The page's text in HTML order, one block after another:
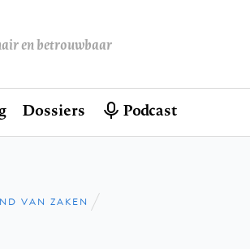
en betrouwbaar
Dossiers Podcast
VAN ZAKEN